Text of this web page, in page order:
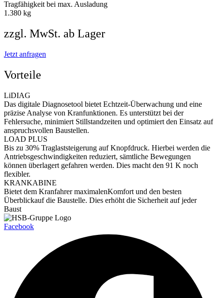
Tragfähigkeit bei max. Ausladung
1.380 kg
zzgl. MwSt. ab Lager
Jetzt anfragen
Vorteile
LiDIAG
Das digitale Diagnosetool bietet Echtzeit-Überwachung und eine
präzise Analyse von Kranfunktionen. Es unterstützt bei der
Fehlersuche, minimiert Stillstandzeiten und optimiert den Einsatz auf
anspruchsvollen Baustellen.
LOAD PLUS
Bis zu 30% Traglaststeigerung auf Knopfdruck. Hierbei werden die
Antriebsgeschwindigkeiten reduziert, sämtliche Bewegungen
können überlagert gefahren werden. Dies macht den 91 K noch
flexibler.
KRANKABINE
Bietet dem Kranfahrer maximalenKomfort und den besten
Überblickauf die Baustelle. Dies erhöht die Sicherheit auf jeder
Baust
Facebook